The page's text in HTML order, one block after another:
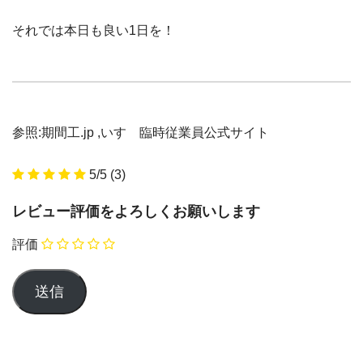
それでは本日も良い1日を！
参照:期間工.jp ,いすゞ臨時従業員公式サイト
5/5 (3)
レビュー評価をよろしくお願いします
評価